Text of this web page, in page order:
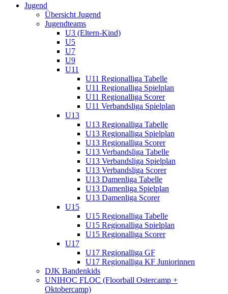
Jugend
Übersicht Jugend
Jugendteams
U3 (Eltern-Kind)
U5
U7
U9
U11
U11 Regionalliga Tabelle
U11 Regionalliga Spielplan
U11 Regionalliga Scorer
U11 Verbandsliga Spielplan
U13
U13 Regionalliga Tabelle
U13 Regionalliga Spielplan
U13 Regionalliga Scorer
U13 Verbandsliga Tabelle
U13 Verbandsliga Spielplan
U13 Verbandsliga Scorer
U13 Damenliga Tabelle
U13 Damenliga Spielplan
U13 Damenliga Scorer
U15
U15 Regionalliga Tabelle
U15 Regionalliga Spielplan
U15 Regionalliga Scorer
U17
U17 Regionalliga GF
U17 Regionalliga KF Juniorinnen
DJK Bandenkids
UNIHOC FLOC (Floorball Ostercamp +
Oktobercamp)